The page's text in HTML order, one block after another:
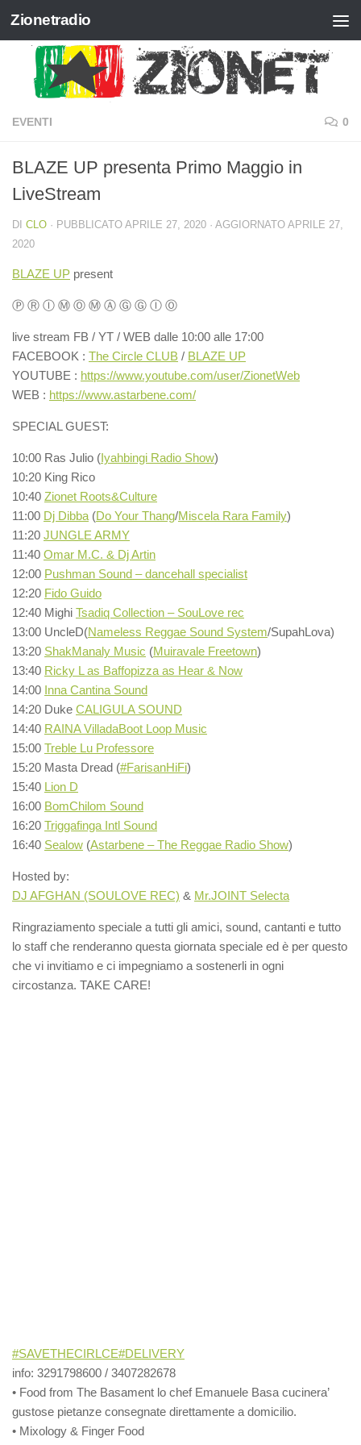
Salta al contenuto
Zionetradio
EVENTI 0
BLAZE UP presenta Primo Maggio in
LiveStream
DI CLO · PUBBLICATO APRILE 27, 2020 · AGGIORNATO APRILE 27,
2020
BLAZE UP present
Ⓟ Ⓡ Ⓘ Ⓜ Ⓞ Ⓜ Ⓐ Ⓖ Ⓖ Ⓘ Ⓞ
live stream FB / YT / WEB dalle 10:00 alle 17:00
FACEBOOK : The Circle CLUB / BLAZE UP
YOUTUBE : https://www.youtube.com/user/ZionetWeb
WEB : https://www.astarbene.com/
SPECIAL GUEST:
10:00 Ras Julio (Iyahbingi Radio Show)
10:20 King Rico
10:40 Zionet Roots&Culture
11:00 Dj Dibba (Do Your Thang/Miscela Rara Family)
11:20 JUNGLE ARMY
11:40 Omar M.C. & Dj Artin
12:00 Pushman Sound – dancehall specialist
12:20 Fido Guido
12:40 Mighi Tsadiq Collection – SouLove rec
13:00 UncleD(Nameless Reggae Sound System/SupahLova)
13:20 ShakManaly Music (Muiravale Freetown)
13:40 Ricky L as Baffopizza as Hear & Now
14:00 Inna Cantina Sound
14:20 Duke CALIGULA SOUND
14:40 RAINA VilladaBoot Loop Music
15:00 Treble Lu Professore
15:20 Masta Dread (#FarisanHiFi)
15:40 Lion D
16:00 BomChilom Sound
16:20 Triggafinga Intl Sound
16:40 Sealow (Astarbene – The Reggae Radio Show)
Hosted by:
DJ AFGHAN (SOULOVE REC) & Mr.JOINT Selecta
Ringraziamento speciale a tutti gli amici, sound, cantanti e tutto
lo staff che renderanno questa giornata speciale ed è per questo
che vi invitiamo e ci impegniamo a sostenerli in ogni
circostanza. TAKE CARE!
#SAVETHECIRLCE#DELIVERY
info: 3291798600 / 3407282678
• Food from The Basament lo chef Emanuele Basa cucinera’
gustose pietanze consegnate direttamente a domicilio.
• Mixology & Finger Food